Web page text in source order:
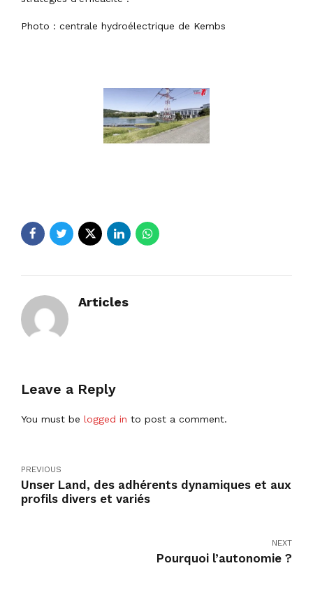
Photo : centrale hydroélectrique de Kembs
Articles
Leave a Reply
You must be logged in to post a comment.
PREVIOUS
Unser Land, des adhérents dynamiques et aux
profils divers et variés
NEXT
Pourquoi l’autonomie ?